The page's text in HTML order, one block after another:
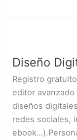
Diseño
Registro
editor avanzado
diseños
redes sociales,
e
Impreso
/
Gratis